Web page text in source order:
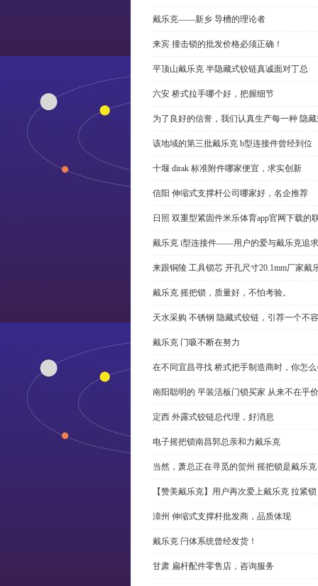
戴乐克——新乡 导槽的理论者
来宾 撞击锁的批发价格必须正确！
平顶山戴乐克 半隐藏式铰链真诚面对丁总
六安 桥式拉手哪个好，把握细节
为了良好的信誉，我们认真生产每一种 隐
该地域的第三批戴乐克 b型连接件曾经到位
十堰 dirak 标准附件哪家便宜，求实创新
信阳 伸缩式支撑杆公司哪家好，名企推荐
日照 双重型紧固件米乐体育app官网下载的
戴乐克 i型连接件——用户的爱与戴乐克追求
来跟铜陵 工具锁芯 开孔尺寸20.1mm厂家
戴乐克 摇把锁，质量好，不怕考验。
天水采购 不锈钢 隐藏式铰链，引荐一个不
戴乐克 门吸不断在努力
在不同宜昌寻找 桥式把手制造商时，你怎
南阳聪明的 平装活板门锁买家 从来不在乎
定西 外露式铰链总代理，好消息
电子摇把锁南昌郭总亲和力戴乐克
当然，萧总正在寻觅的贺州 摇把锁是戴乐克
【赞美戴乐克】用户再次爱上戴乐克 拉紧锁
漳州 伸缩式支撑杆批发商，品质体现
戴乐克 闩体系统曾经发货！
甘肃 扁杆配件零售店，咨询服务